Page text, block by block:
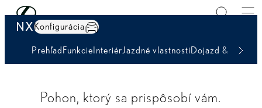
Skip to Main Content
NXKonfigurácia
PrehľadFunkcieInteriérJazdné vlastnostiDojazd &
Pohon, ktorý sa prispôsobí vám.